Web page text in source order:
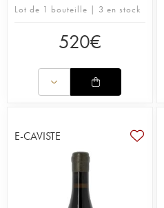
Lot de 1 bouteille | 3 en stock
520€
E-CAVISTE